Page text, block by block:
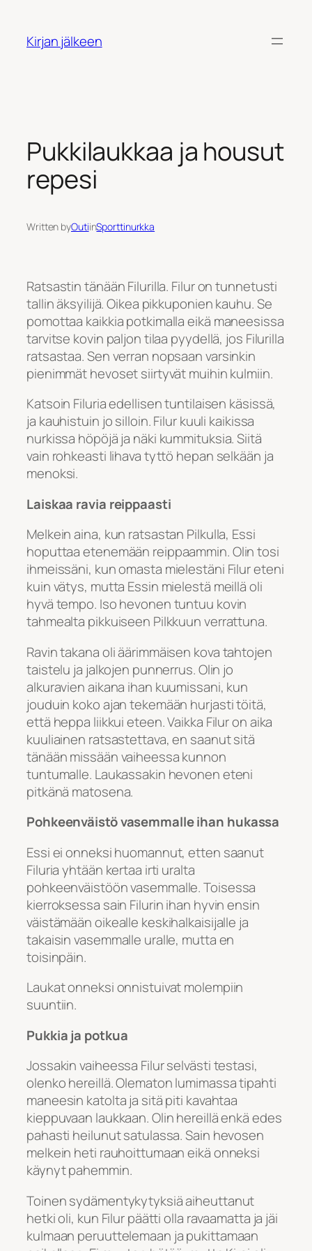
Kirjan jälkeen
Pukkilaukkaa ja housut
repesi
Written byOutiinSporttinurkka
Ratsastin tänään Filurilla. Filur on tunnetusti
tallin äksyilijä. Oikea pikkuponien kauhu. Se
pomottaa kaikkia potkimalla eikä maneesissa
tarvitse kovin paljon tilaa pyydellä, jos Filurilla
ratsastaa. Sen verran nopsaan varsinkin
pienimmät hevoset siirtyvät muihin kulmiin.
Katsoin Filuria edellisen tuntilaisen käsissä,
ja kauhistuin jo silloin. Filur kuuli kaikissa
nurkissa höpöjä ja näki kummituksia. Siitä
vain rohkeasti lihava tyttö hepan selkään ja
menoksi.
Laiskaa ravia reippaasti
Melkein aina, kun ratsastan Pilkulla, Essi
hoputtaa etenemään reippaammin. Olin tosi
ihmeissäni, kun omasta mielestäni Filur eteni
kuin vätys, mutta Essin mielestä meillä oli
hyvä tempo. Iso hevonen tuntuu kovin
tahmealta pikkuiseen Pilkkuun verrattuna.
Ravin takana oli äärimmäisen kova tahtojen
taistelu ja jalkojen punnerrus. Olin jo
alkuravien aikana ihan kuumissani, kun
jouduin koko ajan tekemään hurjasti töitä,
että heppa liikkui eteen. Vaikka Filur on aika
kuuliainen ratsastettava, en saanut sitä
tänään missään vaiheessa kunnon
tuntumalle. Laukassakin hevonen eteni
pitkänä matosena.
Pohkeenväistö vasemmalle ihan hukassa
Essi ei onneksi huomannut, etten saanut
Filuria yhtään kertaa irti uralta
pohkeenväistöön vasemmalle. Toisessa
kierroksessa sain Filurin ihan hyvin ensin
väistämään oikealle keskihalkaisijalle ja
takaisin vasemmalle uralle, mutta en
toisinpäin.
Laukat onneksi onnistuivat molempiin
suuntiin.
Pukkia ja potkua
Jossakin vaiheessa Filur selvästi testasi,
olenko hereillä. Olematon lumimassa tipahti
maneesin katolta ja sitä piti kavahtaa
kieppuvaan laukkaan. Olin hereillä enkä edes
pahasti heilunut satulassa. Sain hevosen
melkein heti rauhoittumaan eikä onneksi
käynyt pahemmin.
Toinen sydämentykytyksiä aiheuttanut
hetki oli, kun Filur päätti olla ravaamatta ja jäi
kulmaan peruuttelemaan ja pukittamaan